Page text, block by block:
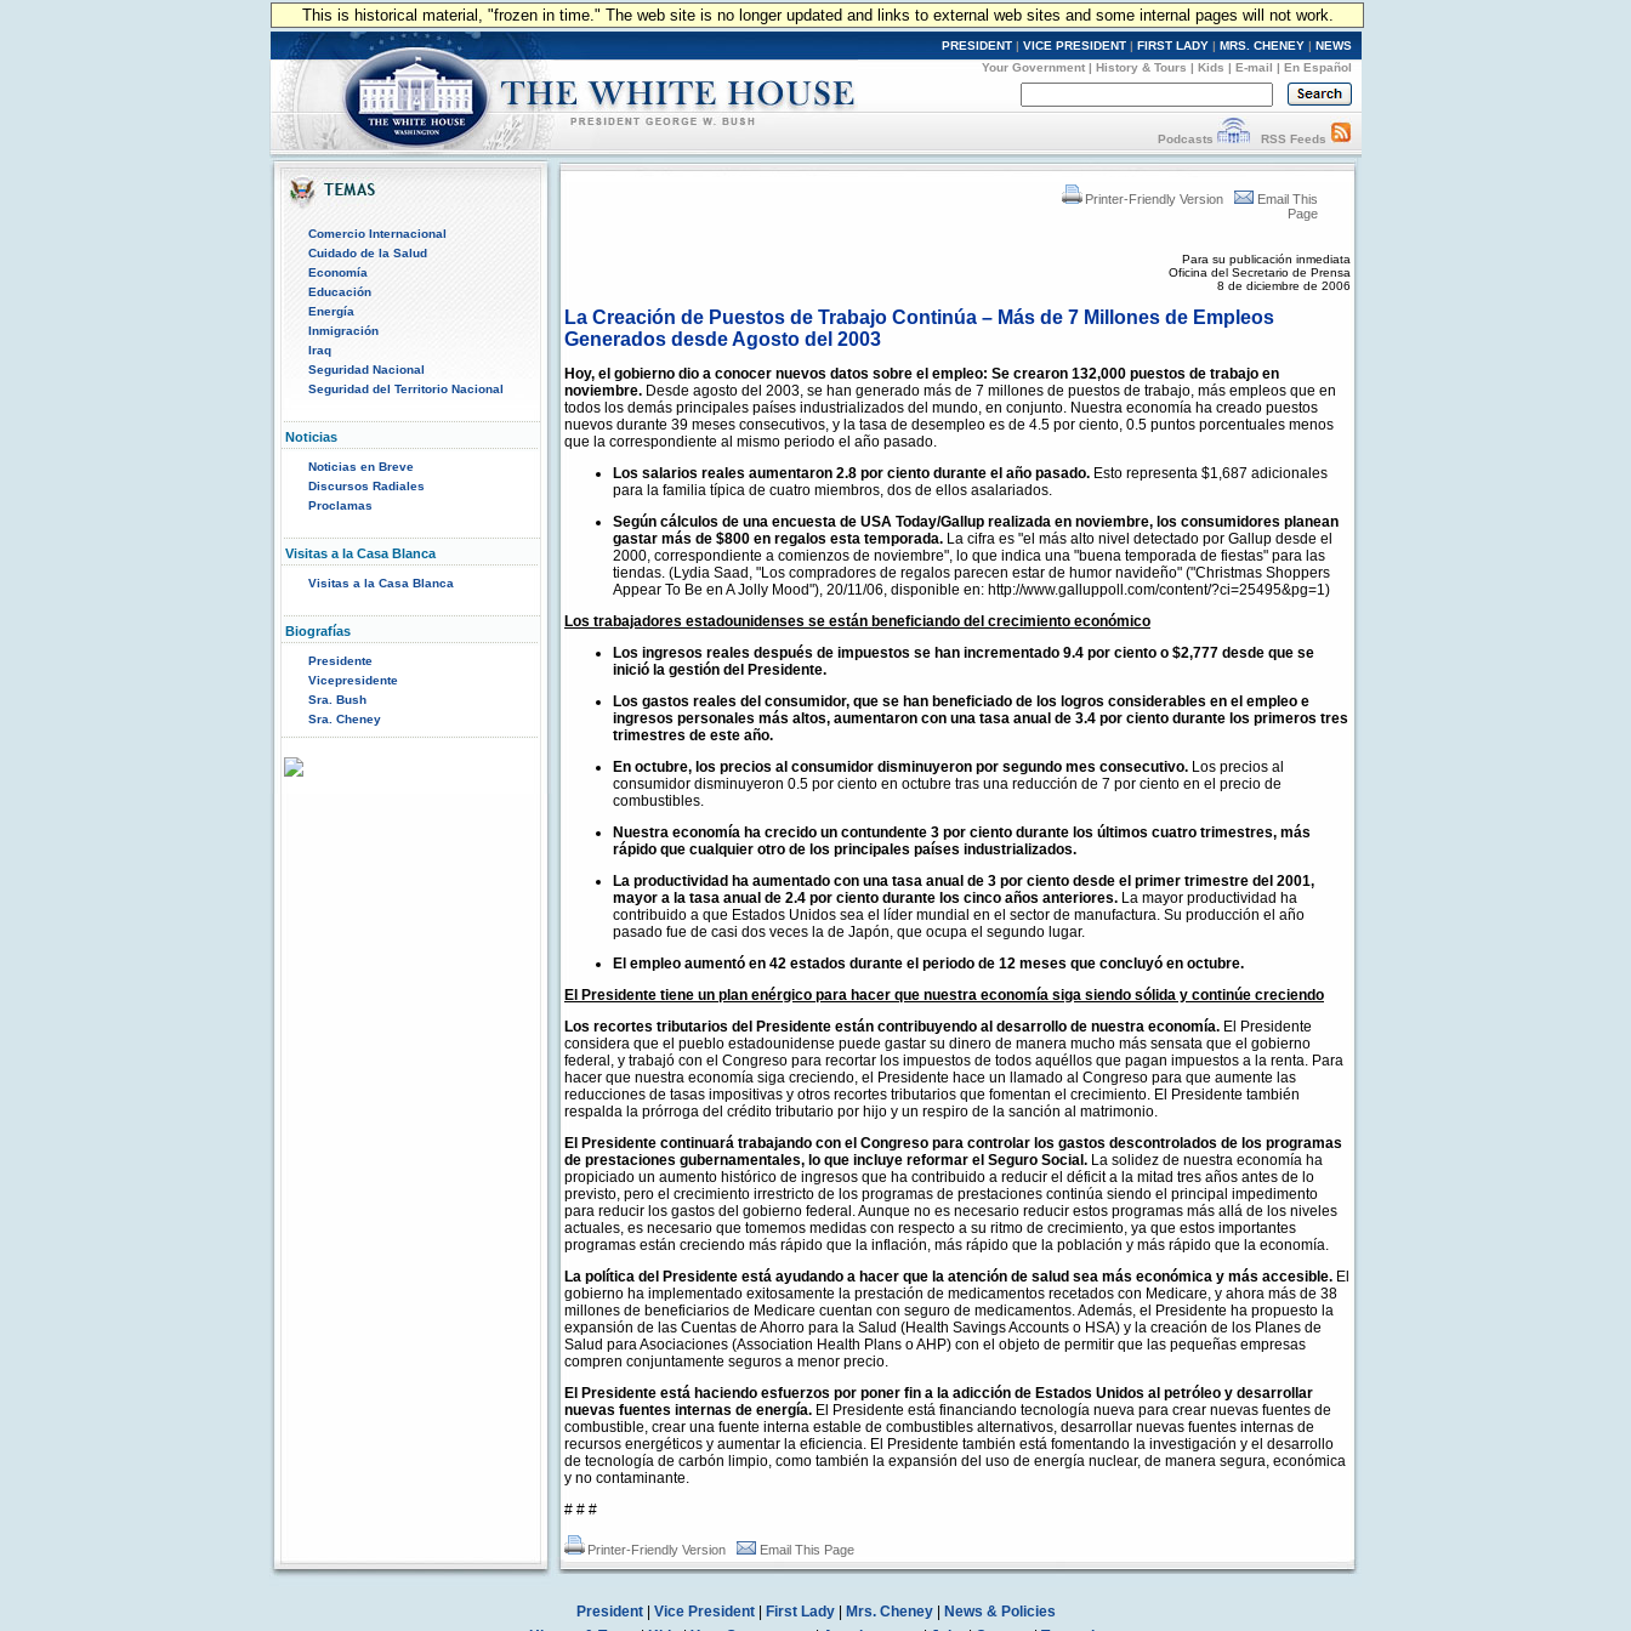
This is historical material, "frozen in time." The web site is no longer updated and links to external web sites and some internal pages will not work.
PRESIDENT | VICE PRESIDENT | FIRST LADY | MRS. CHENEY | NEWS
Your Government | History & Tours | Kids | E-mail | En Español
Podcasts RSS Feeds
Comercio Internacional
Cuidado de la Salud
Economía
Educación
Energía
Inmigración
Iraq
Seguridad Nacional
Seguridad del Territorio Nacional
Noticias
Noticias en Breve
Discursos Radiales
Proclamas
Visitas a la Casa Blanca
Visitas a la Casa Blanca
Biografías
Presidente
Vicepresidente
Sra. Bush
Sra. Cheney
Printer-Friendly Version
Email This
Page
Para su publicación inmediata
Oficina del Secretario de Prensa
8 de diciembre de 2006
La Creación de Puestos de Trabajo Continúa – Más de 7 Millones de Empleos
Generados desde Agosto del 2003
Hoy, el gobierno dio a conocer nuevos datos sobre el empleo: Se crearon 132,000 puestos de trabajo en
noviembre. Desde agosto del 2003, se han generado más de 7 millones de puestos de trabajo, más empleos que en
todos los demás principales países industrializados del mundo, en conjunto. Nuestra economía ha creado puestos
nuevos durante 39 meses consecutivos, y la tasa de desempleo es de 4.5 por ciento, 0.5 puntos porcentuales menos
que la correspondiente al mismo periodo el año pasado.
Los salarios reales aumentaron 2.8 por ciento durante el año pasado. Esto representa $1,687 adicionales
para la familia típica de cuatro miembros, dos de ellos asalariados.
Según cálculos de una encuesta de USA Today/Gallup realizada en noviembre, los consumidores planean
gastar más de $800 en regalos esta temporada. La cifra es "el más alto nivel detectado por Gallup desde el
2000, correspondiente a comienzos de noviembre", lo que indica una "buena temporada de fiestas" para las
tiendas. (Lydia Saad, "Los compradores de regalos parecen estar de humor navideño" ("Christmas Shoppers
Appear To Be en A Jolly Mood"), 20/11/06, disponible en: http://www.galluppoll.com/content/?ci=25495&pg=1)
Los trabajadores estadounidenses se están beneficiando del crecimiento económico
Los ingresos reales después de impuestos se han incrementado 9.4 por ciento o $2,777 desde que se
inició la gestión del Presidente.
Los gastos reales del consumidor, que se han beneficiado de los logros considerables en el empleo e
ingresos personales más altos, aumentaron con una tasa anual de 3.4 por ciento durante los primeros tres
trimestres de este año.
En octubre, los precios al consumidor disminuyeron por segundo mes consecutivo. Los precios al
consumidor disminuyeron 0.5 por ciento en octubre tras una reducción de 7 por ciento en el precio de
combustibles.
Nuestra economía ha crecido un contundente 3 por ciento durante los últimos cuatro trimestres, más
rápido que cualquier otro de los principales países industrializados.
La productividad ha aumentado con una tasa anual de 3 por ciento desde el primer trimestre del 2001,
mayor a la tasa anual de 2.4 por ciento durante los cinco años anteriores. La mayor productividad ha
contribuido a que Estados Unidos sea el líder mundial en el sector de manufactura. Su producción el año
pasado fue de casi dos veces la de Japón, que ocupa el segundo lugar.
El empleo aumentó en 42 estados durante el periodo de 12 meses que concluyó en octubre.
El Presidente tiene un plan enérgico para hacer que nuestra economía siga siendo sólida y continúe creciendo
Los recortes tributarios del Presidente están contribuyendo al desarrollo de nuestra economía. El Presidente
considera que el pueblo estadounidense puede gastar su dinero de manera mucho más sensata que el gobierno
federal, y trabajó con el Congreso para recortar los impuestos de todos aquéllos que pagan impuestos a la renta. Para
hacer que nuestra economía siga creciendo, el Presidente hace un llamado al Congreso para que aumente las
reducciones de tasas impositivas y otros recortes tributarios que fomentan el crecimiento. El Presidente también
respalda la prórroga del crédito tributario por hijo y un respiro de la sanción al matrimonio.
El Presidente continuará trabajando con el Congreso para controlar los gastos descontrolados de los programas
de prestaciones gubernamentales, lo que incluye reformar el Seguro Social. La solidez de nuestra economía ha
propiciado un aumento histórico de ingresos que ha contribuido a reducir el déficit a la mitad tres años antes de lo
previsto, pero el crecimiento irrestricto de los programas de prestaciones continúa siendo el principal impedimento
para reducir los gastos del gobierno federal. Aunque no es necesario reducir estos programas más allá de los niveles
actuales, es necesario que tomemos medidas con respecto a su ritmo de crecimiento, ya que estos importantes
programas están creciendo más rápido que la inflación, más rápido que la población y más rápido que la economía.
La política del Presidente está ayudando a hacer que la atención de salud sea más económica y más accesible. El
gobierno ha implementado exitosamente la prestación de medicamentos recetados con Medicare, y ahora más de 38
millones de beneficiarios de Medicare cuentan con seguro de medicamentos. Además, el Presidente ha propuesto la
expansión de las Cuentas de Ahorro para la Salud (Health Savings Accounts o HSA) y la creación de los Planes de
Salud para Asociaciones (Association Health Plans o AHP) con el objeto de permitir que las pequeñas empresas
compren conjuntamente seguros a menor precio.
El Presidente está haciendo esfuerzos por poner fin a la adicción de Estados Unidos al petróleo y desarrollar
nuevas fuentes internas de energía. El Presidente está financiando tecnología nueva para crear nuevas fuentes de
combustible, crear una fuente interna estable de combustibles alternativos, desarrollar nuevas fuentes internas de
recursos energéticos y aumentar la eficiencia. El Presidente también está fomentando la investigación y el desarrollo
de tecnología de carbón limpio, como también la expansión del uso de energía nuclear, de manera segura, económica
y no contaminante.
# # #
Printer-Friendly Version Email This Page
President| Vice President| First Lady| Mrs. Cheney|
News & Policies